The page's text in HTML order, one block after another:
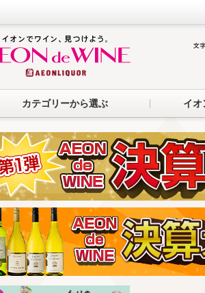
カテゴリーから選ぶ イオ